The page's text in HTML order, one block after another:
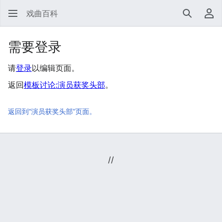
戏曲百科 搜索 用
需要登录
请登录以编辑页面。
返回模板讨论:演员获奖头部。
返回到“演员获奖头部”页面。
//